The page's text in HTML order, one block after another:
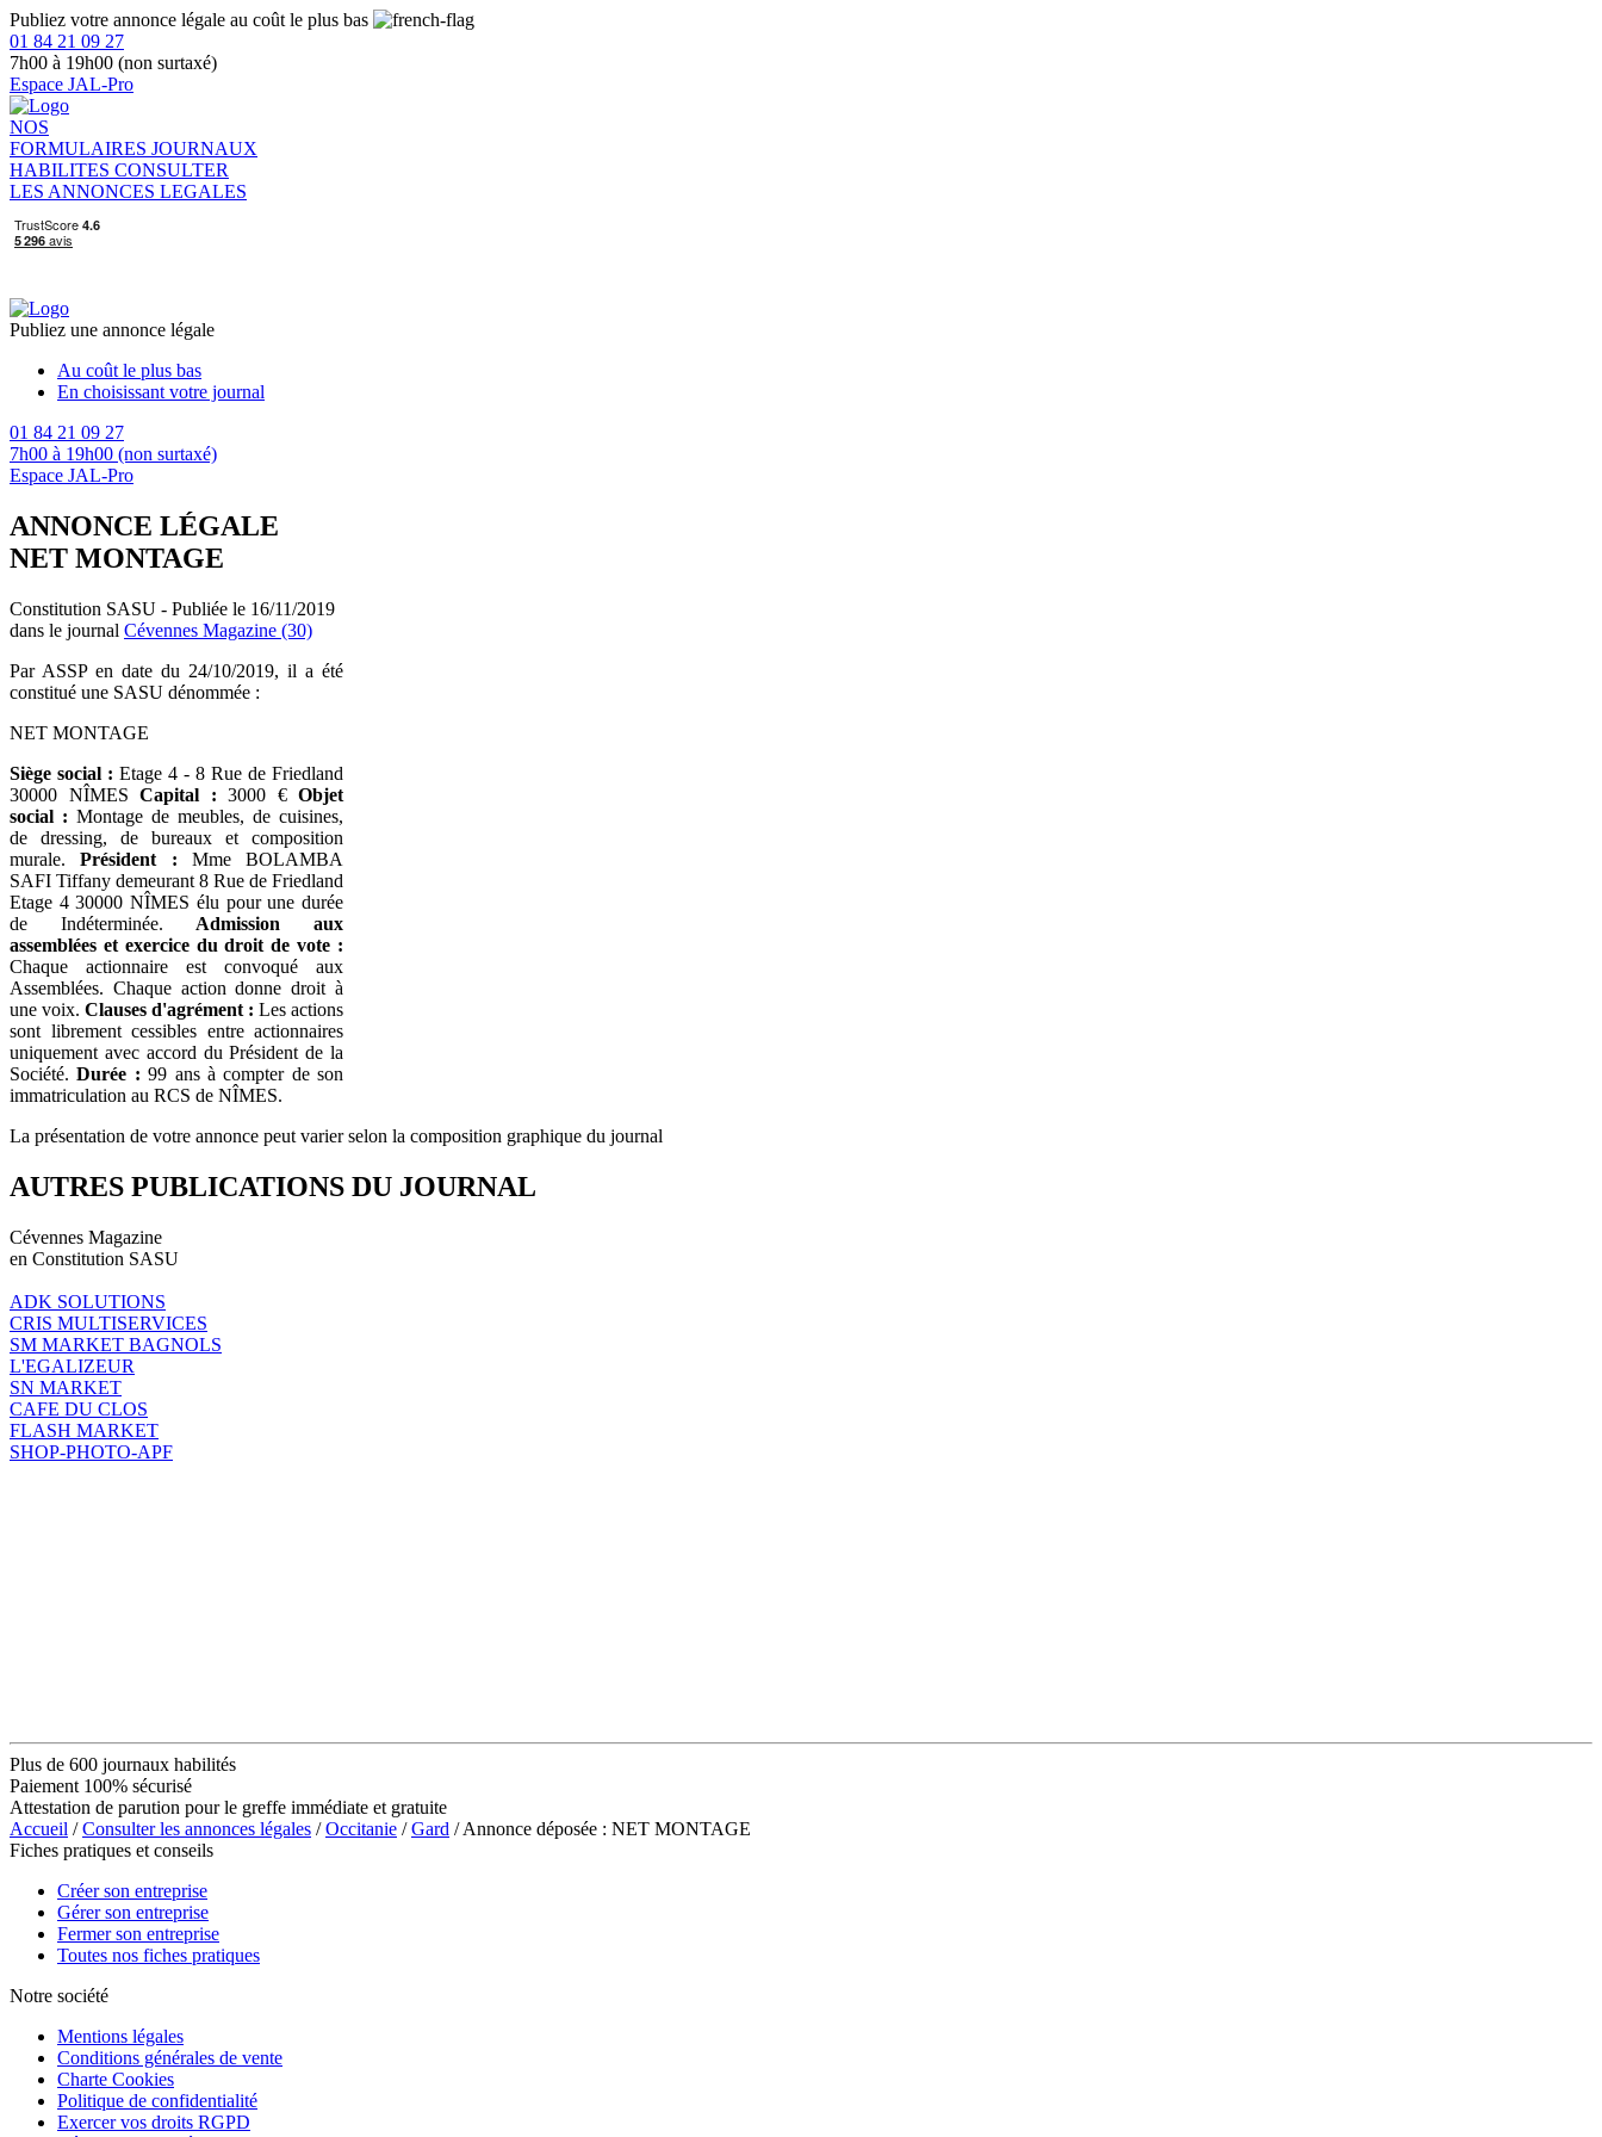
Publiez votre annonce légale au coût le plus bas
01 84 21 09 27
7h00 à 19h00 (non surtaxé)
Espace JAL-Pro
NOS
FORMULAIRES JOURNAUX
HABILITES CONSULTER
LES ANNONCES LEGALES
Publiez une annonce légale
Au coût le plus bas
En choisissant votre journal
01 84 21 09 27
7h00 à 19h00 (non surtaxé)
Espace JAL-Pro
ANNONCE LÉGALE
NET MONTAGE
Constitution SASU - Publiée le 16/11/2019
dans le journal Cévennes Magazine (30)
Par ASSP en date du 24/10/2019, il a été
constitué une SASU dénommée :
NET MONTAGE
Siège social : Etage 4 - 8 Rue de Friedland
30000 NÎMES Capital : 3000 € Objet
social : Montage de meubles, de cuisines,
de dressing, de bureaux et composition
murale.Président : Mme BOLAMBA
SAFI Tiffany demeurant 8 Rue de Friedland
Etage 4 30000 NÎMES élu pour une durée
de Indéterminée. Admission aux
assemblées et exercice du droit de vote :
Chaque actionnaire est convoqué aux
Assemblées. Chaque action donne droit à
une voix. Clauses d'agrément : Les actions
sont librement cessibles entre actionnaires
uniquement avec accord du Président de la
Société.Durée :99 ans à compter de son
immatriculation au RCS de NÎMES.
La présentation de votre annonce peut varier selon la composition graphique du journal
AUTRES PUBLICATIONS DU JOURNAL
Cévennes Magazine
en Constitution SASU
ADK SOLUTIONS
CRIS MULTISERVICES
SM MARKET BAGNOLS
L'EGALIZEUR
SN MARKET
CAFE DU CLOS
FLASH MARKET
SHOP-PHOTO-APF
Plus de 600 journaux habilités
Paiement 100% sécurisé
Attestation de parution pour le greffe immédiate et gratuite
Accueil /Consulter les annonces légales /Occitanie /Gard / Annonce déposée : NET MONTAGE
Fiches pratiques et conseils
Créer son entreprise
Gérer son entreprise
Fermer son entreprise
Toutes nos fiches pratiques
Notre société
Mentions légales
Conditions générales de vente
Charte Cookies
Politique de confidentialité
Exercer vos droits RGPD